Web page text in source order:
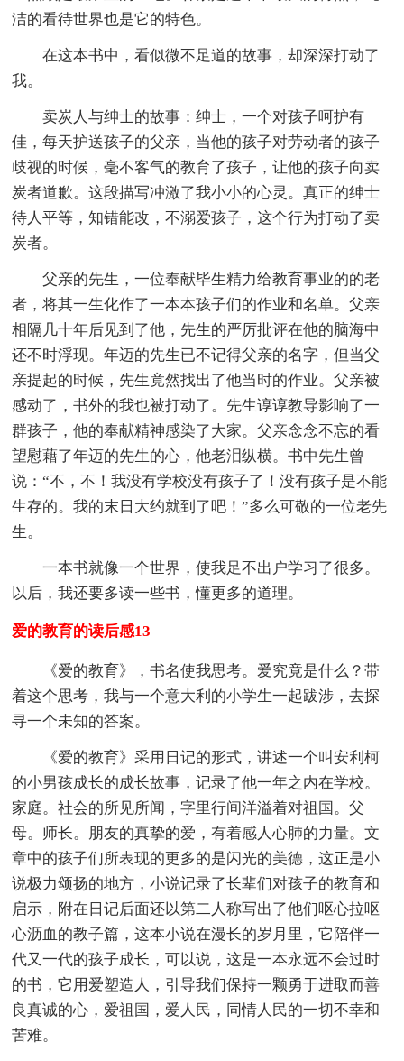
洁的看待世界也是它的特色。
在这本书中，看似微不足道的故事，却深深打动了
我。
卖炭人与绅士的故事：绅士，一个对孩子呵护有
佳，每天护送孩子的父亲，当他的孩子对劳动者的孩子
歧视的时候，毫不客气的教育了孩子，让他的孩子向卖
炭者道歉。这段描写冲激了我小小的心灵。真正的绅士
待人平等，知错能改，不溺爱孩子，这个行为打动了卖
炭者。
父亲的先生，一位奉献毕生精力给教育事业的的老
者，将其一生化作了一本本孩子们的作业和名单。父亲
相隔几十年后见到了他，先生的严厉批评在他的脑海中
还不时浮现。年迈的先生已不记得父亲的名字，但当父
亲提起的时候，先生竟然找出了他当时的作业。父亲被
感动了，书外的我也被打动了。先生谆谆教导影响了一
群孩子，他的奉献精神感染了大家。父亲念念不忘的看
望慰藉了年迈的先生的心，他老泪纵横。书中先生曾
说：“不，不！我没有学校没有孩子了！没有孩子是不能
生存的。我的末日大约就到了吧！”多么可敬的一位老先
生。
一本书就像一个世界，使我足不出户学习了很多。
以后，我还要多读一些书，懂更多的道理。
爱的教育的读后感13
《爱的教育》，书名使我思考。爱究竟是什么？带
着这个思考，我与一个意大利的小学生一起跋涉，去探
寻一个未知的答案。
《爱的教育》采用日记的形式，讲述一个叫安利柯
的小男孩成长的成长故事，记录了他一年之内在学校。
家庭。社会的所见所闻，字里行间洋溢着对祖国。父
母。师长。朋友的真挚的爱，有着感人心肺的力量。文
章中的孩子们所表现的更多的是闪光的美德，这正是小
说极力颂扬的地方，小说记录了长辈们对孩子的教育和
启示，附在日记后面还以第二人称写出了他们呕心拉呕
心沥血的教子篇，这本小说在漫长的岁月里，它陪伴一
代又一代的孩子成长，可以说，这是一本永远不会过时
的书，它用爱塑造人，引导我们保持一颗勇于进取而善
良真诚的心，爱祖国，爱人民，同情人民的一切不幸和
苦难。